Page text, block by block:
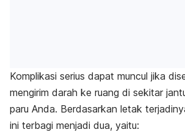
Komplikasi serius dapat muncul jika
mengirim darah ke ruang di sekitar
paru Anda. Berdasarkan letak
ini terbagi menjadi dua, yaitu: